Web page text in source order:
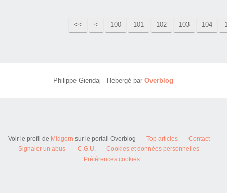
<< < 100 101 102 103 104
Philippe Giendaj - Hébergé parOverblog
Voir le profil de Midgorn sur le portail Overblog Top articles
Contact
Signaler un abus
C.G.U.
Cookies et données personnelles
Préférences cookies